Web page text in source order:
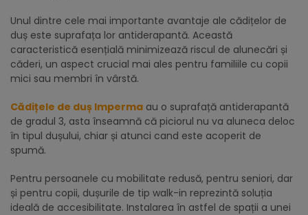
Unul dintre cele mai importante avantaje ale cădițelor de
duș este suprafața lor antiderapantă. Această
caracteristică esențială minimizează riscul de alunecări și
căderi, un aspect crucial mai ales pentru familiile cu copii
mici sau membri în vârstă.
Cădițele de duș Imperma au o suprafață antiderapantă
de gradul 3, asta înseamnă că piciorul nu va aluneca deloc
în tipul dușului, chiar și atunci cand este acoperit de
spumă.
Pentru persoanele cu mobilitate redusă, pentru seniori, dar
și pentru copii, dușurile de tip walk-in reprezintă soluția
ideală de accesibilitate. Instalarea în astfel de spații a unei